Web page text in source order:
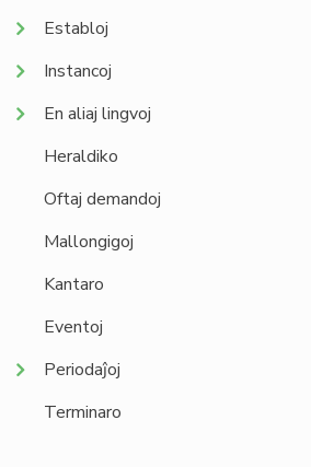
Establoj
Instancoj
En aliaj lingvoj
Heraldiko
Oftaj demandoj
Mallongigoj
Kantaro
Eventoj
Periodaĵoj
Terminaro